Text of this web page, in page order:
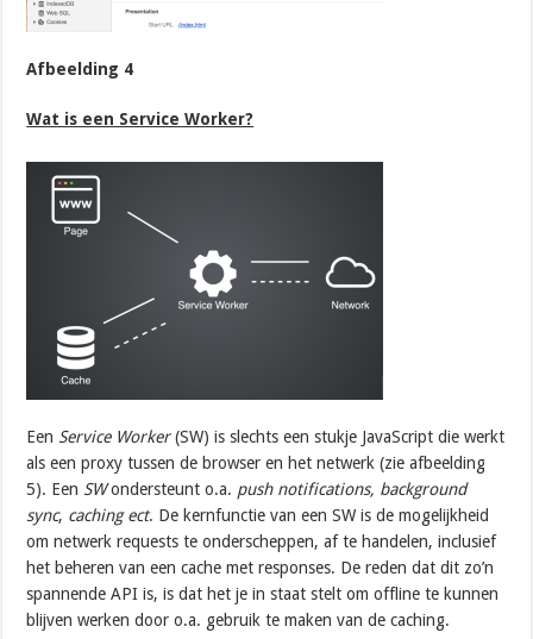
Afbeelding 4
Wat is een Service Worker?
Een Service Worker(SW) is slechts een stukje JavaScript die werkt
als een proxy tussen de browser en het netwerk (zie afbeelding
5). Een SWondersteunt o.a. push notifications, background
sync, caching ect. De kernfunctie van een SW is de mogelijkheid
om netwerk requests te onderscheppen, af ​​te handelen, inclusief
het beheren van een cache met responses. De reden dat dit zo’n
spannende API is, is dat het je in staat stelt om offline te kunnen
blijven werken door o.a. gebruik te maken van de caching.